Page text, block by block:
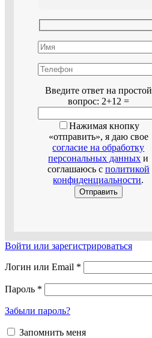
Введите ответ на простой
вопрос: 2+12 =
Нажимая кнопку
«отправить», я даю свое
согласие на обработку
персональных данных и
соглашаюсь с политикой
конфиденциальности.
Войти или зарегистрироваться
Логин или Email *
Пароль *
Забыли пароль?
Запомнить меня